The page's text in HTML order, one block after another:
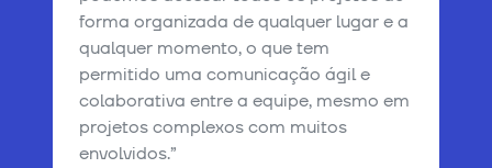
forma organizada de qualquer lugar e a
qualquer momento, o que tem
permitido uma comunicação ágil e
colaborativa entre a equipe, mesmo em
projetos complexos com muitos
envolvidos.”